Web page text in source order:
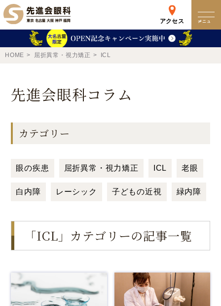
アクセス メニュー
クリニック
新宿区西新宿
詳細 Web予約
名古屋市中区錦
詳細 Web予約
大阪 梅田本院 福岡 天神
HOME 屈折異常・視力矯正 ICL
先進会眼科コラム
カテゴリー
眼の疾患 屈折異常・視力矯正 ICL 老眼
白内障 レーシック 子どもの近視 緑内障
「ICL」カテゴリーの記事一覧